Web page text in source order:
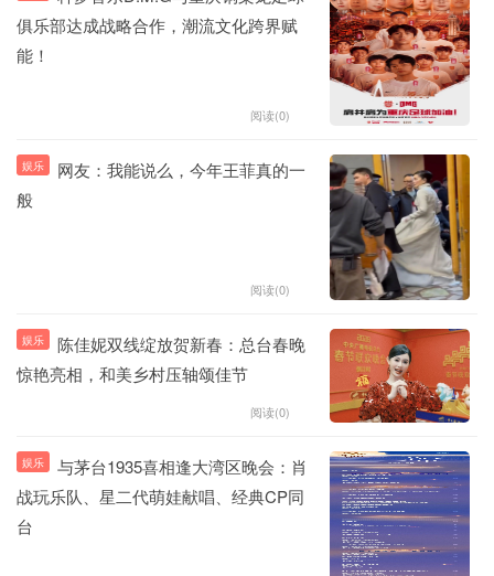
俱乐部达成战略合作，潮流文化跨界赋
能！
阅读(0)
娱乐
网友：我能说么，今年王菲真的一
般
阅读(0)
娱乐
陈佳妮双线绽放贺新春：总台春晚
惊艳亮相，和美乡村压轴颂佳节
阅读(0)
娱乐
与茅台1935喜相逢大湾区晚会：肖
战玩乐队、星二代萌娃献唱、经典CP同
台